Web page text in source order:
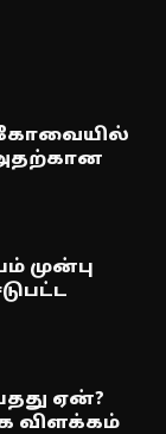
அதற்கான
முன்பு
ஏன்?
விளக்கம்